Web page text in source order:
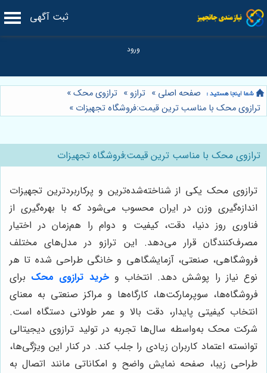
ثبت آگهی
صفحه اصلی » ترازو » ترازوی محک»
ترازوی محک با مناسب ترین قیمت:فروشگاه تجهیزات »
ترازوی محک با مناسب ترین قیمت:فروشگاه تجهیزات
ترازوی محک یکی از شناخته‌شده‌ترین و پرکاربردترین تجهیزات
اندازه‌گیری وزن در ایران محسوب می‌شود که با بهره‌گیری از
فناوری روز دنیا، دقت، کیفیت و دوام را هم‌زمان در اختیار
مصرف‌کنندگان قرار می‌دهد. این ترازو در مدل‌های مختلف
فروشگاهی، صنعتی، آزمایشگاهی و خانگی طراحی شده تا هر
نوع نیاز را پوشش دهد. انتخاب و خرید ترازوی محک برای
فروشگاه‌ها، سوپرمارکت‌ها، کارگاه‌ها و مراکز صنعتی به معنای
انتخاب کیفیتی پایدار، دقت بالا و عمر طولانی دستگاه است.
شرکت محک به‌واسطه سال‌ها تجربه در تولید ترازوی دیجیتالی
توانسته اعتماد کاربران زیادی را جلب کند. در کنار این ویژگی‌ها،
طراحی زیبا، صفحه نمایش واضح و امکاناتی مانند اتصال به